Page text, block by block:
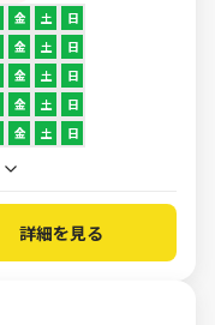
金 土 日
金 土 日
金 土 日
金 土 日
金 土 日
詳細を見る